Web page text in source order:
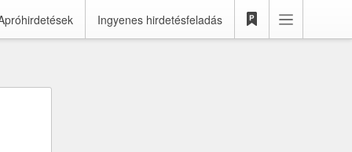
Ingyenes hirdetésfeladás